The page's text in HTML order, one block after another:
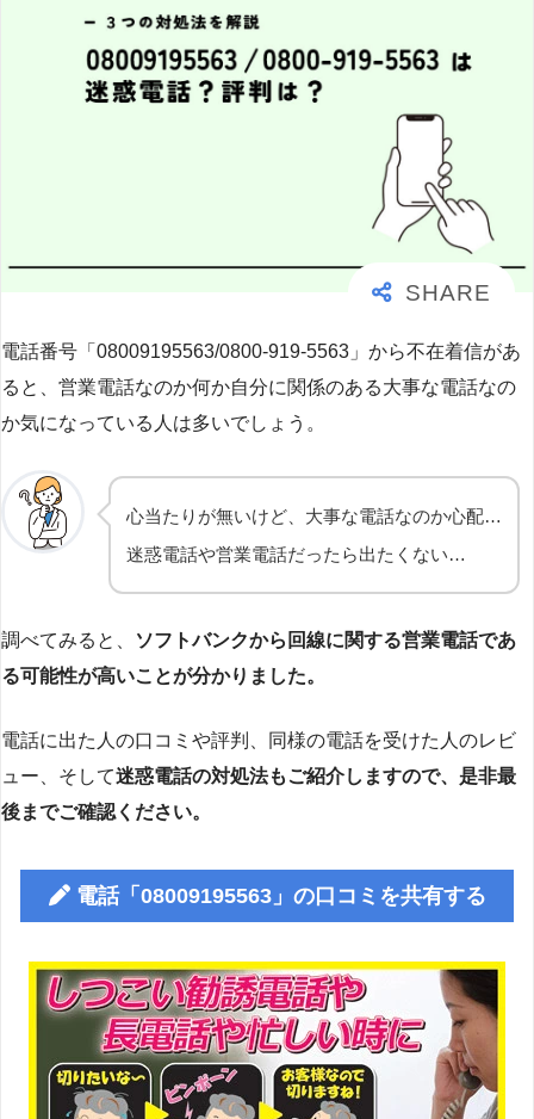
電話番号「08009195563/0800-919-5563」から不在着信があ
ると、営業電話なのか何か自分に関係のある大事な電話なの
か気になっている人は多いでしょう。
心当たりが無いけど、大事な電話なのか心配…
迷惑電話や営業電話だったら出たくない…
調べてみると、
ソフトバンクから回線に関する営業電話であ
る可能性が高いことが分かりました。
電話に出た人の口コミや評判、同様の電話を受けた人のレビ
ュー、そして迷惑電話の対処法もご紹介しますので、是非最
後までご確認ください。
電話「08009195563」の口コミを共有する